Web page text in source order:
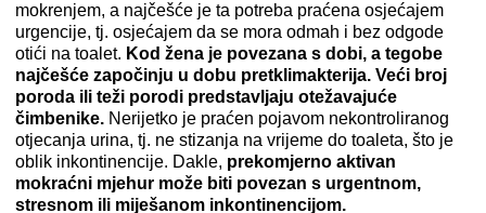
mokrenjem, a najčešće je ta potreba praćena osjećajem
urgencije, tj. osjećajem da se mora odmah i bez odgode
otići na toalet. Kod žena je povezana s dobi, a tegobe
najčešće započinju u dobu pretklimakterija. Veći broj
poroda ili teži porodi predstavljaju otežavajuće
čimbenike. Nerijetko je praćen pojavom nekontroliranog
otjecanja urina, tj. ne stizanja na vrijeme do toaleta, što je
oblik inkontinencije. Dakle, prekomjerno aktivan
mokraćni mjehur može biti povezan s urgentnom,
stresnom ili miješanom inkontinencijom.